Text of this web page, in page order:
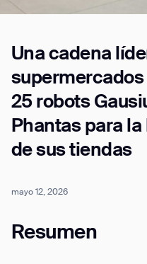
Una cadena
25 robots
Phantas para
de sus tiendas
mayo 12, 2026
Resumen
Job title*
Phone Number*
Inquiry Type*
Comments